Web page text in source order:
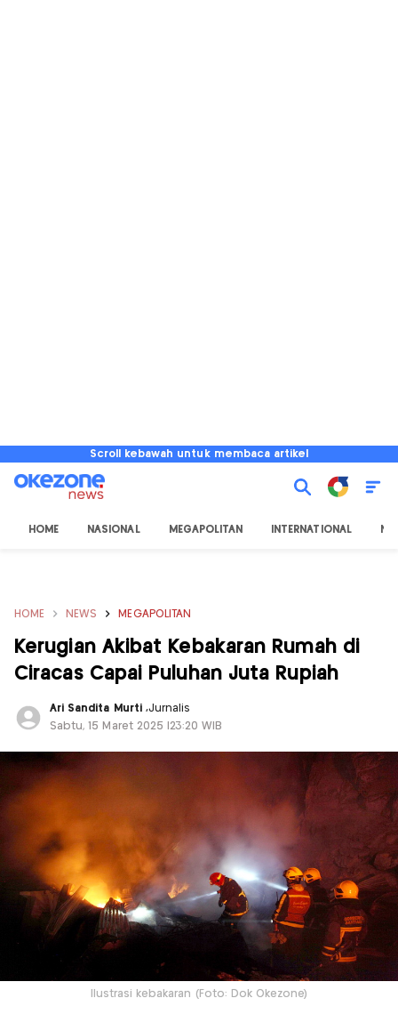
Scroll kebawah untuk membaca artikel
HOME NASIONAL MEGAPOLITAN INTERNATIONAL
HOME NEWS MEGAPOLITAN
Kerugian Akibat Kebakaran Rumah di
Ciracas Capai Puluhan Juta Rupiah
Ari Sandita Murti ,Jurnalis
Sabtu, 15 Maret 2025 |23:20 WIB
Ilustrasi kebakaran (Foto: Dok Okezone)